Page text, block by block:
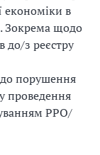
економіки в
Зокрема щодо
з реєстру
порушення
проведення
РРО/